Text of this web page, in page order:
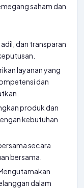
saham dan
dan transparan
layanan yang
dan
produk dan
kebutuhan
secara
bersama.
dalam